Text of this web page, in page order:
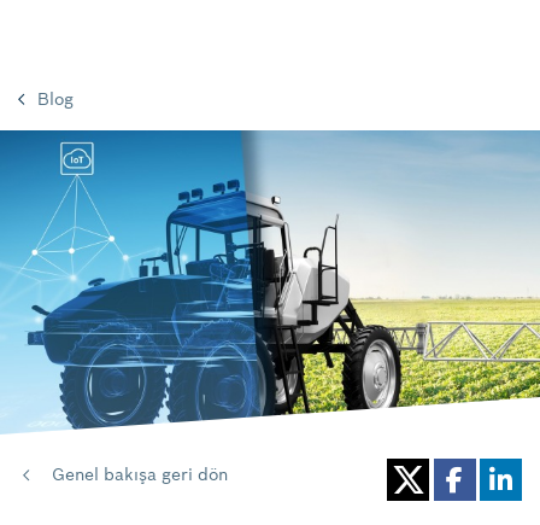
Blog
Genel bakışa geri dön